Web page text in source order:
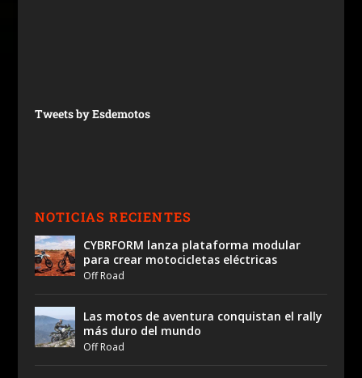
Tweets by Esdemotos
NOTICIAS RECIENTES
CYBRFORM lanza plataforma modular
para crear motocicletas eléctricas
Off Road
Las motos de aventura conquistan el rally
más duro del mundo
Off Road